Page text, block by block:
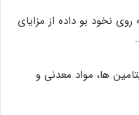
نخود بو داده از مزایای
ها، مواد معدنی و